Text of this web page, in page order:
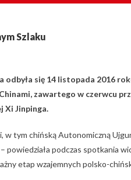
Szlaku
się 14 listopada 2016
zawartego w czerwcu
Xi Jinpinga.
w tym chińską Autonomiczną
powiedziała podczas spotkania
etap wzajemnych polsko-